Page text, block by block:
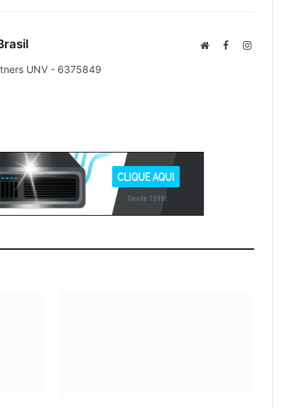
WebsiteFacebookInstagram
UNV - 6375849